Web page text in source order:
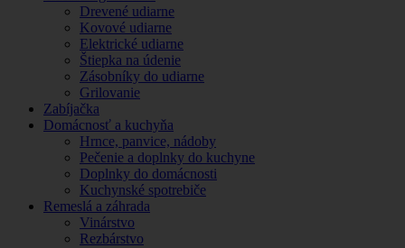
Drevené udiarne
Kovové udiarne
Elektrické udiarne
Štiepka na údenie
Zásobníky do udiarne
Grilovanie
Zabíjačka
Domácnosť a kuchyňa
Hrnce, panvice, nádoby
Pečenie a doplnky do kuchyne
Doplnky do domácnosti
Kuchynské spotrebiče
Remeslá a záhrada
Vinárstvo
Rezbárstvo